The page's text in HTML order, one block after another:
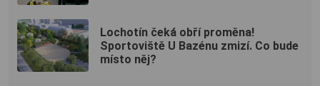
Lochotín čeká obří proměna!
Sportoviště U Bazénu zmizí. Co bude
místo něj?